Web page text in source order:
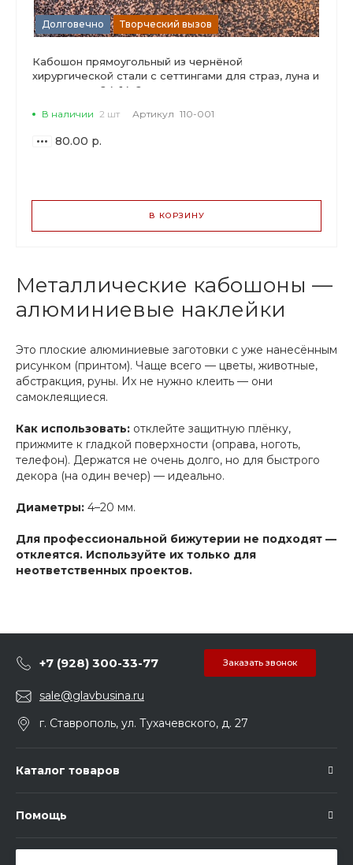
Долговечно Творческий вызов
Кабошон прямоугольный из чернёной
хирургической стали с сеттингами для страз, луна и
звезды, р-р 24х14х2мм.
В наличии 2 шт Артикул 110-001
80.00 р.
80.00 р.
В КОРЗИНУ
Металлические кабошоны —
алюминиевые наклейки
Это плоские алюминиевые заготовки с уже нанесённым
рисунком (принтом). Чаще всего — цветы, животные,
абстракция, руны. Их не нужно клеить — они
самоклеящиеся.
Как использовать: отклейте защитную плёнку,
прижмите к гладкой поверхности (оправа, ноготь,
телефон). Держатся не очень долго, но для быстрого
декора (на один вечер) — идеально.
Диаметры: 4–20 мм.
Для профессиональной бижутерии не подходят —
отклеятся. Используйте их только для
неответственных проектов.
+7 (928) 300-33-77 Заказать звонок
sale@glavbusina.ru
г. Ставрополь, ул. Тухачевского, д. 27
Каталог товаров
Помощь